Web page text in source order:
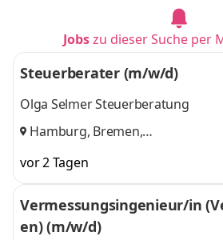
Jobszu dieser Suche per
Steuerberater (m/w/d)
Olga Selmer Steuerberatung
Hamburg, Bremen,
Berlin,
vor 2 Tagen
Vermessungsingenieur/in
en) (m/w/d)